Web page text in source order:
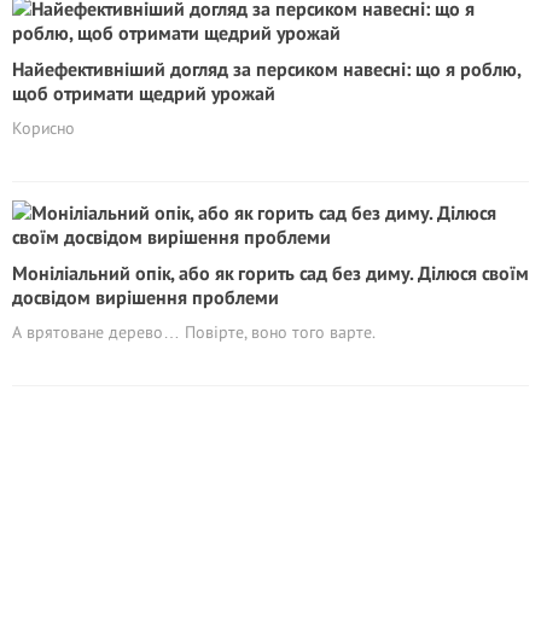
Найефективніший догляд за персиком навесні: що я роблю,
щоб отримати щедрий урожай
Корисно
Моніліальний опік, або як горить сад без диму. Ділюся своїм
досвідом вирішення проблеми
А врятоване дерево… Повірте, воно того варте.